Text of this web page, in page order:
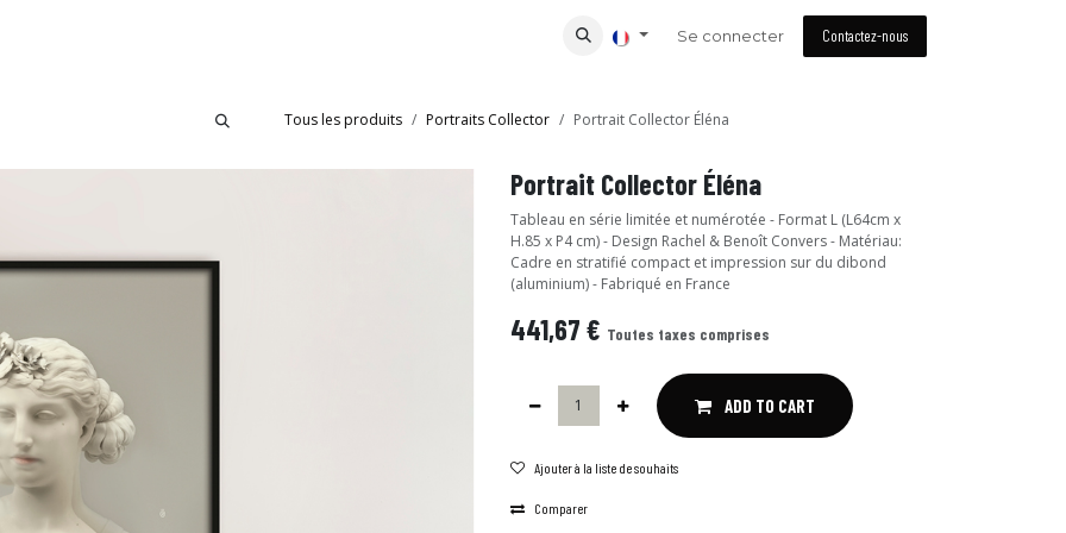
Se connecter Contactez-nous
Tous les produits Portraits Collector Portrait Collector Éléna
Portrait Collector Éléna
Tableau en série limitée et numérotée - Format L (L64cm x
H.85 x P4 cm) - Design Rachel & Benoît Convers - Matériau:
Cadre en stratifié compact et impression sur du dibond
(aluminium) - Fabriqué en France
441,67 € Toutes taxes comprises
ADD TO CART
Ajouter à la liste de souhaits
Comparer